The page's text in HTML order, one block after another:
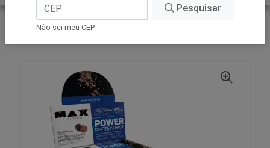
INÍCIO
Pesquisar
Não sei meu CEP